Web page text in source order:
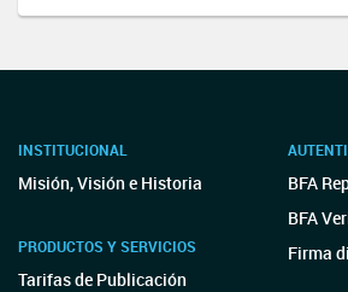
INSTITUCIONAL
Misión, Visión e Historia
PRODUCTOS Y SERVICIOS
Tarifas de Publicación
BFA
BFA
Firma